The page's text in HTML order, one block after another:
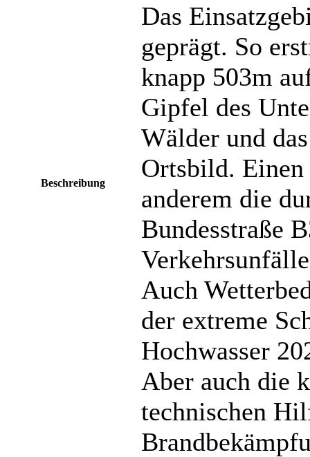
Beschreibung
Das
geprägt. So
knapp 503m
Gipfel des
Wälder und
Ortsbild.
anderem die
Bundesstraße
Auch
der extreme
Hochwasser
Aber auch die
technischen